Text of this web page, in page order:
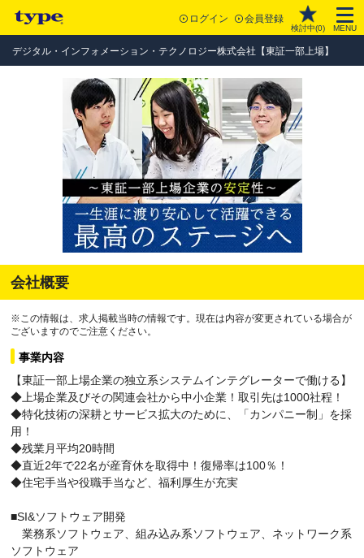
ログイン 会員登録
検討中(0) MENU
デジタル・インフォメーション・テクノロジー株式会社【東証一部上場】
会社概要
※この情報は、求人掲載当時の情報です。現在は内容が変更されている場合が
ございますのでご注意ください。
事業内容
【東証一部上場企業の独立系システムインテグレーターで働ける】
◆上場企業及びその関連会社から中小企業！取引先は1000社程！
◆特化技術の深耕とサービス拡大のために、「カンパニー制」を採
用！
◆残業月平均20時間
◆直近2年で22名が産育休を取得中！復帰率は100％！
◆住宅手当や役職手当など、福利厚生が充実
■SI&ソフトウェア開発
業務系ソフトウェア、組み込み系ソフトウェア、ネットワーク系
ソフトウェア